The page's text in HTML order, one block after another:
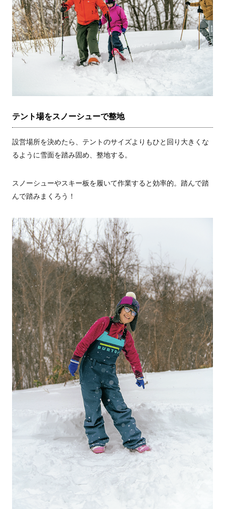
テント場をスノーシューで整地
設営場所を決めたら、テントのサイズよりもひと回り大きくな
るように雪面を踏み固め、整地する。
スノーシューやスキー板を履いて作業すると効率的。踏んで踏
んで踏みまくろう！